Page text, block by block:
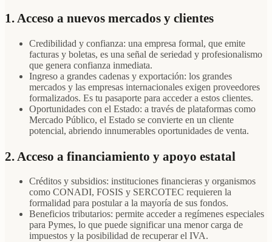
1. Acceso a nuevos mercados y clientes
Credibilidad y confianza: una empresa formal, que emite
facturas y boletas, es una señal de seriedad y profesionalismo
que genera confianza inmediata.
Ingreso a grandes cadenas y exportación: los grandes
mercados y las empresas internacionales exigen proveedores
formalizados. Es tu pasaporte para acceder a estos clientes.
Oportunidades con el Estado: a través de plataformas como
Mercado Público, el Estado se convierte en un cliente
potencial, abriendo innumerables oportunidades de venta.
2. Acceso a financiamiento y apoyo estatal
Créditos y subsidios: instituciones financieras y organismos
como CONADI, FOSIS y SERCOTEC requieren la
formalidad para postular a la mayoría de sus fondos.
Beneficios tributarios: permite acceder a regímenes especiales
para Pymes, lo que puede significar una menor carga de
impuestos y la posibilidad de recuperar el IVA.